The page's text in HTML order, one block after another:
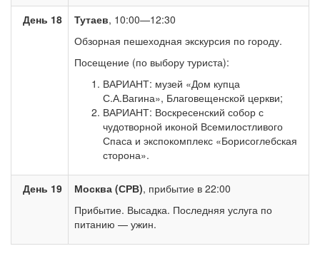
День 18 Тутаев, 10:00—12:30
Обзорная пешеходная экскурсия по городу.
Посещение (по выбору туриста):
ВАРИАНТ: музей «Дом купца
С.А.Вагина», Благовещенской церкви;
ВАРИАНТ: Воскресенский собор с
чудотворной иконой Всемилостливого
Спаса и экспокомплекс «Борисоглебская
сторона».
День 19 Москва (СРВ), прибытие в 22:00
Прибытие. Высадка. Последняя услуга по
питанию — ужин.